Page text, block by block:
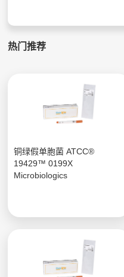
热门推荐
铜绿假单胞菌 ATCC®
19429™ 0199X
Microbiologics